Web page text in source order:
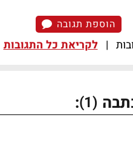
הוספת תגובה
| לקריאת כל התגובות
(1)
: